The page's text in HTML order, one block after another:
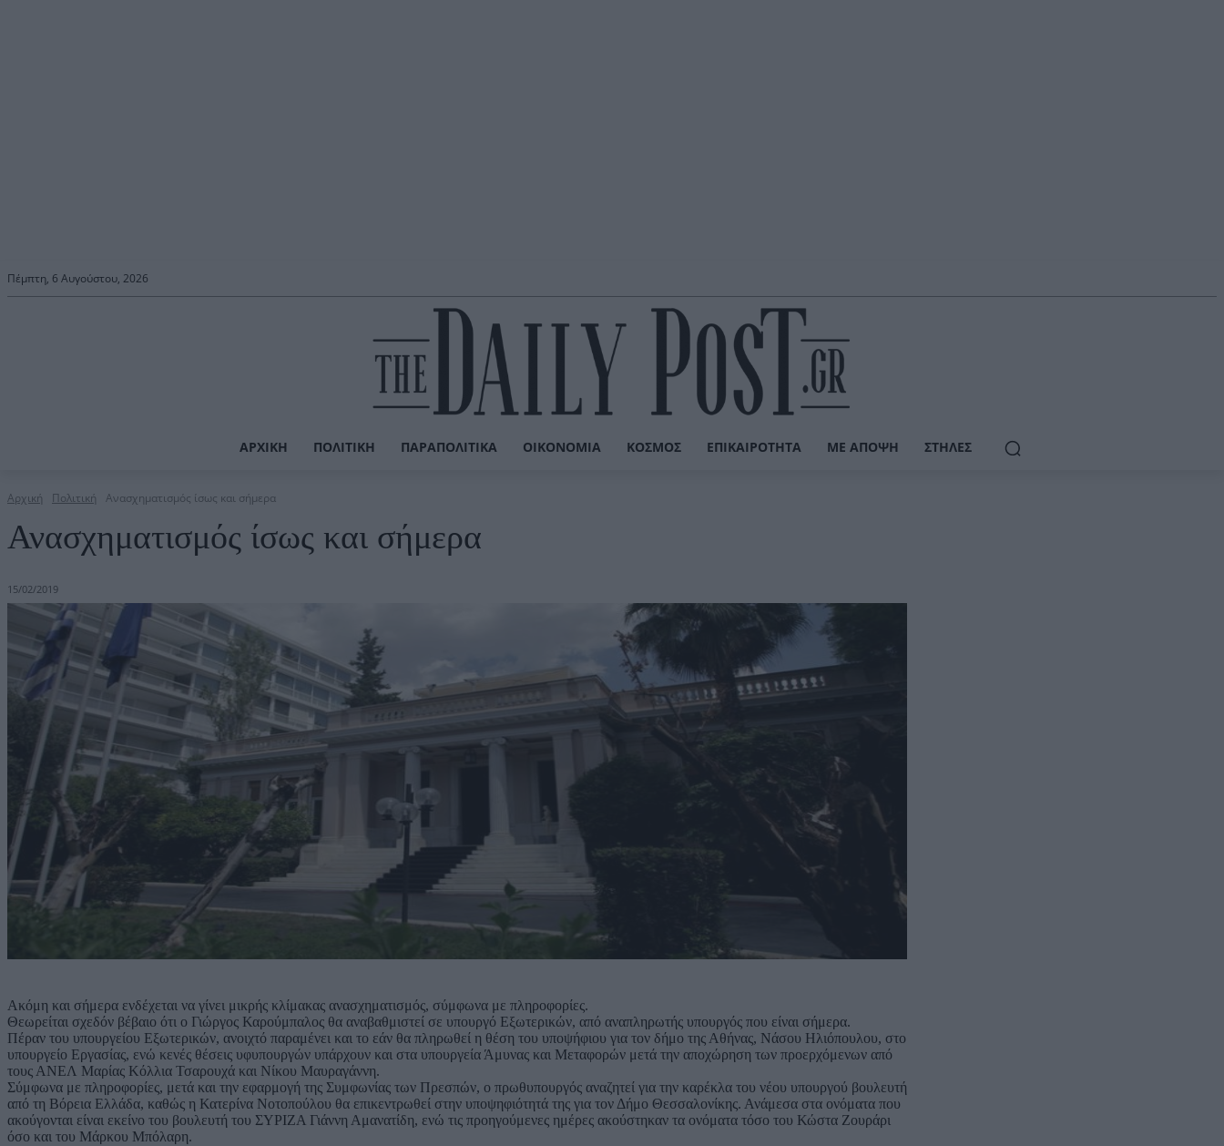
Πέμπτη, 6 Αυγούστου, 2026
ΑΡΧΙΚΉ ΠΟΛΙΤΙΚΉ ΠΑΡΑΠΟΛΙΤΙΚΆ ΟΙΚΟΝΟΜΊΑ ΚΌΣΜΟΣ ΕΠΙΚΑΙΡΌΤΗΤΑ ΜΕ ΆΠΟΨΗ ΣΤΉΛΕΣ
Αρχική Πολιτική Ανασχηματισμός ίσως και σήμερα
Ανασχηματισμός ίσως και σήμερα
15/02/2019
Ακόμη και σήμερα ενδέχεται να γίνει μικρής κλίμακας ανασχηματισμός, σύμφωνα με πληροφορίες.
Θεωρείται σχεδόν βέβαιο ότι ο Γιώργος Καρούμπαλος θα αναβαθμιστεί σε υπουργό Εξωτερικών, από αναπληρωτής υπουργός που είναι σήμερα.
Πέραν του υπουργείου Εξωτερικών, ανοιχτό παραμένει και το εάν θα πληρωθεί η θέση του υποψήφιου για τον δήμο της Αθήνας, Νάσου Ηλιόπουλου, στο
υπουργείο Εργασίας, ενώ κενές θέσεις υφυπουργών υπάρχουν και στα υπουργεία Άμυνας και Μεταφορών μετά την αποχώρηση των προερχόμενων από
τους ΑΝΕΛ Μαρίας Κόλλια Τσαρουχά και Νίκου Μαυραγάννη.
Σύμφωνα με πληροφορίες, μετά και την εφαρμογή της Συμφωνίας των Πρεσπών, ο πρωθυπουργός αναζητεί για την καρέκλα του νέου υπουργού βουλευτή
από τη Βόρεια Ελλάδα, καθώς η Κατερίνα Νοτοπούλου θα επικεντρωθεί στην υποψηφιότητά της για τον Δήμο Θεσσαλονίκης. Ανάμεσα στα ονόματα που
ακούγονται είναι εκείνο του βουλευτή του ΣΥΡΙΖΑ Γιάννη Αμανατίδη, ενώ τις προηγούμενες ημέρες ακούστηκαν τα ονόματα τόσο του Κώστα Ζουράρι
όσο και του Μάρκου Μπόλαρη.